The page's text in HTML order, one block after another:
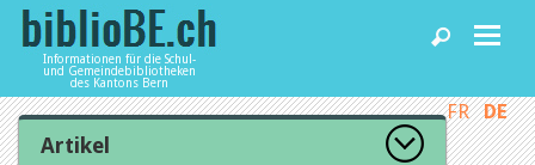
Informationen für die Schul-
und Gemeindebibliotheken
des Kantons Bern
Home
FR DE
Artikel